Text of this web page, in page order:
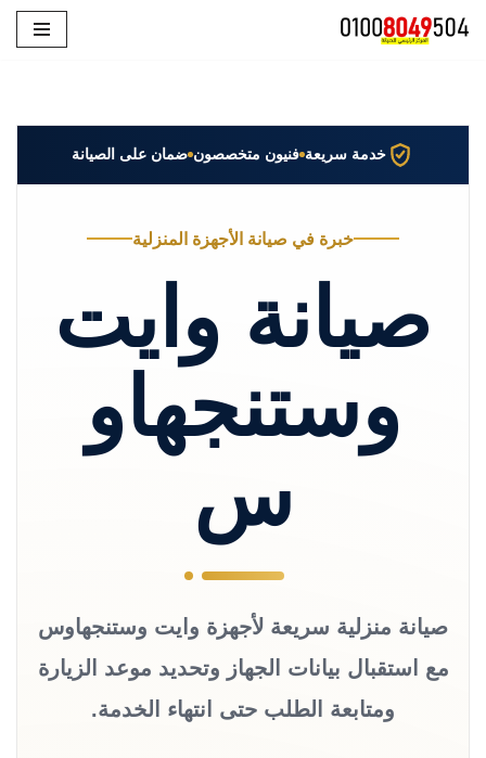
خدمة سريعة فنيون متخصصون ضمان على الصيانة
خبرة في صيانة الأجهزة المنزلية
صيانة وايت
وستنجهاو
س
صيانة منزلية سريعة لأجهزة وايت وستنجهاوس
مع استقبال بيانات الجهاز وتحديد موعد الزيارة
ومتابعة الطلب حتى انتهاء الخدمة.